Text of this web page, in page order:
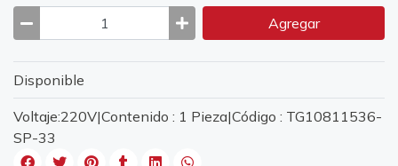
Agregar
Disponible
Voltaje:220V|Contenido : 1 Pieza|Código : TG10811536-
SP-33